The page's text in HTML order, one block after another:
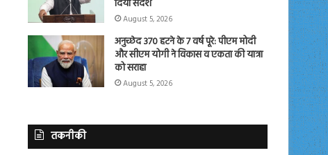
दिया संदेश
August 5, 2026
अनुच्छेद 370 हटने के 7 वर्ष पूरे: पीएम मोदी
और सीएम योगी ने विकास व एकता की यात्रा
को सराहा
August 5, 2026
तकनीकी